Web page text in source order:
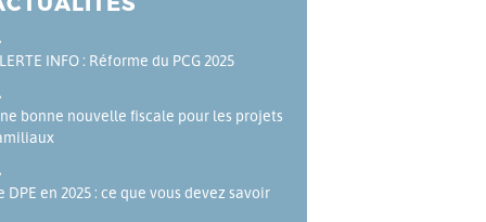
INFO : Réforme du PCG 2025
bonne nouvelle fiscale pour les projets
DPE en 2025 : ce que vous devez savoir